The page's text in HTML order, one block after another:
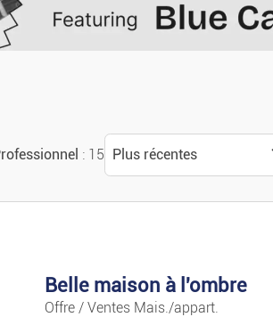
: 15 Plus récentes
Trier
Plus anciennes
Belle maison à l'ombre
Offre / Ventes Mais./appart.